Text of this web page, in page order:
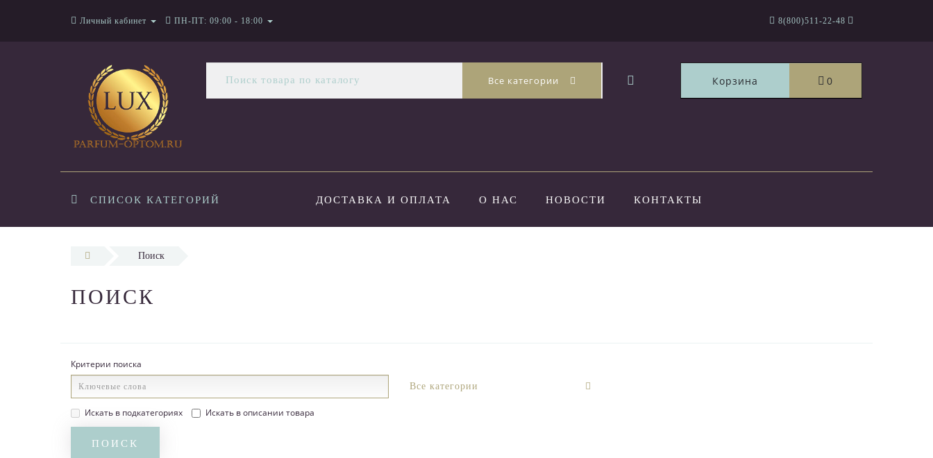
Личный кабинет ПН-ПТ: 09:00 - 18:00 8(800)511-22-48
Все категории Корзина 0
СПИСОК КАТЕГОРИЙ ДОСТАВКА И ОПЛАТА О НАС НОВОСТИ КОНТАКТЫ
Поиск
ПОИСК
Критерии поиска
Искать в подкатегориях Искать в описании товара